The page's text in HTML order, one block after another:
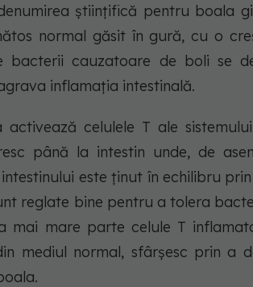
științifică pentru boala
normal găsit în gură, cu o
bacterii cauzatoare de boli se
inflamația intestinală.
celulele T ale
până la intestin unde, de
este ținut în echilibru
reglate bine pentru a tolera
mai mare parte celule T
mediul normal, sfârșesc prin a